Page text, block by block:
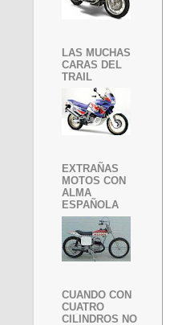
LAS MUCHAS
CARAS DEL
TRAIL
EXTRAÑAS
MOTOS CON
ALMA
ESPAÑOLA
CUANDO CON
CUATRO
CILINDROS NO